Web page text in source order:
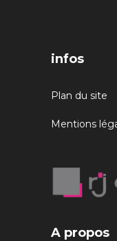
infos
Plan du site
Mentions
A propos